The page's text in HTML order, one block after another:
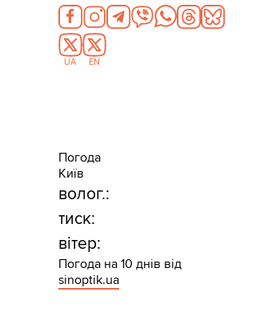
UA EN
Погода
Київ
волог.:
тиск:
вітер:
Погода на 10 днів від
sinoptik.ua